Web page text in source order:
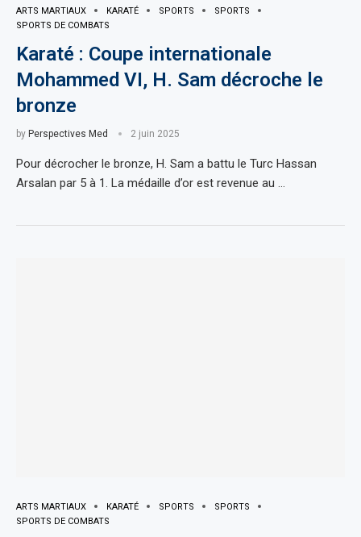
ARTS MARTIAUX KARATÉ SPORTS
SPORTS
SPORTS DE COMBATS
Karaté : Coupe internationale
Mohammed VI, H. Sam décroche le
bronze
by Perspectives Med 2 juin 2025
Pour décrocher le bronze, H. Sam a battu le Turc Hassan
Arsalan par 5 à 1. La médaille d’or est revenue au …
ARTS MARTIAUX KARATÉ SPORTS
SPORTS
SPORTS DE COMBATS